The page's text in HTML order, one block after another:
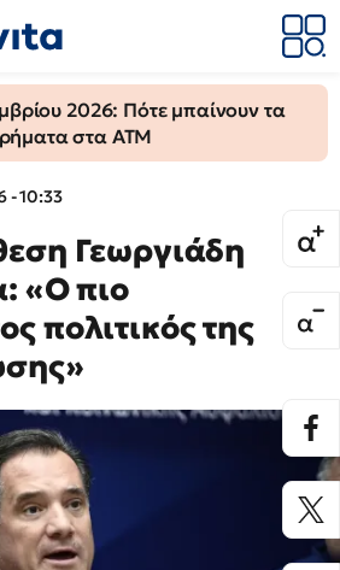
2026: Πότε μπαίνουν τα
στα ΑΤΜ
- 10:33
Γεωργιάδη
«Ο πιο
πολιτικός της